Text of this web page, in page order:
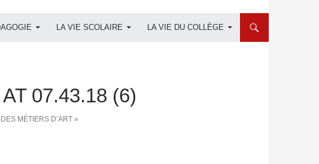
LA VIE SCOLAIRE LA VIE DU COLLÈGE
07.43.18 (6)
MÉTIERS D’ART »